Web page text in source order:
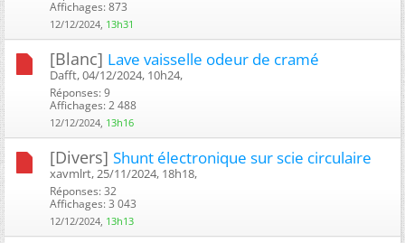
Affichages: 873
12/12/2024, 13h31
[Blanc] Lave vaisselle odeur de cramé
Dafft, 04/12/2024, 10h24, ‎
Réponses: 9
Affichages: 2 488
12/12/2024, 13h16
[Divers] Shunt électronique sur scie circulaire
xavmlrt, 25/11/2024, 18h18, ‎
Réponses: 32
Affichages: 3 043
12/12/2024, 13h13